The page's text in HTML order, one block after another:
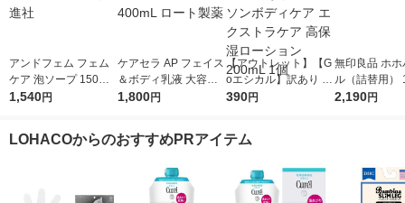
アンドフェム フェム
ケア 泡ソープ 150ml
牛乳石鹸共進社
1,540円
ケアセラ AP フェイス
＆ボディ乳液 大容量
ポンプ 400mL ロート
1,800円
【アウトレット】【G
oエシカル】訳あり ジ
ョンソンボディケア
1個
390円
無印良品 ホホ
ル（詰替用）
良品計画
2,190円
LOHACOからのおすすめPRアイテム